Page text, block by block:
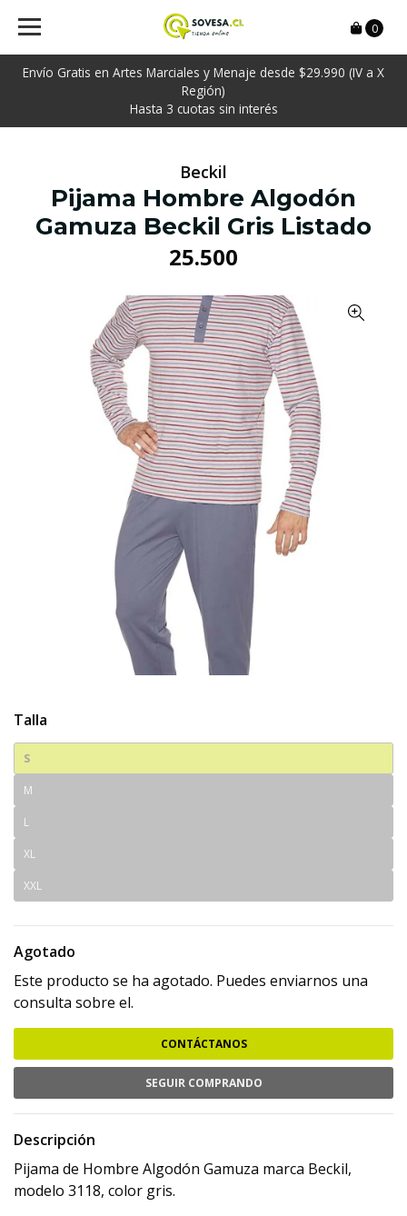
Envío Gratis en Artes Marciales y Menaje desde $29.990 (IV a X
Región)
Hasta 3 cuotas sin interés
0
Beckil
Pijama Hombre Algodón
Gamuza Beckil Gris Listado
25.500
Talla
S
M
L
XL
XXL
Agotado
Este producto se ha agotado. Puedes enviarnos una
consulta sobre el.
CONTÁCTANOS
SEGUIR COMPRANDO
Descripción
Pijama de Hombre Algodón Gamuza marca Beckil,
modelo 3118, color gris.